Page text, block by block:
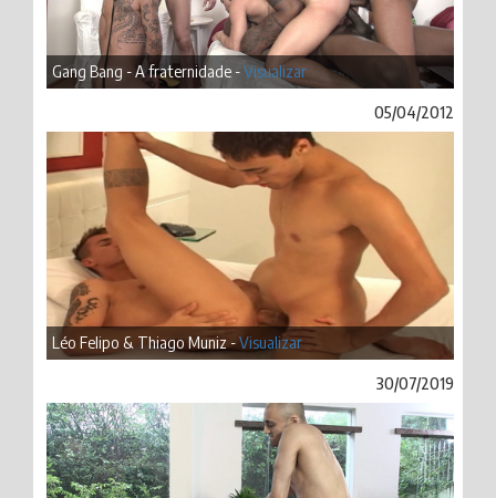
Gang Bang - A fraternidade -Visualizar
05/04/2012
Léo Felipo & Thiago Muniz -Visualizar
30/07/2019